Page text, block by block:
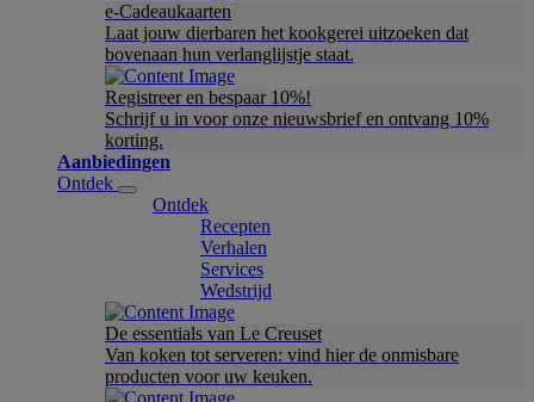
e-Cadeaukaarten
Laat jouw dierbaren het kookgerei uitzoeken dat
bovenaan hun verlanglijstje staat.
Registreer en bespaar 10%!
Schrijf u in voor onze nieuwsbrief en ontvang 10%
korting.
Aanbiedingen
Ontdek
Ontdek
Recepten
Verhalen
Services
Wedstrijd
De essentials van Le Creuset
Van koken tot serveren: vind hier de onmisbare
producten voor uw keuken.